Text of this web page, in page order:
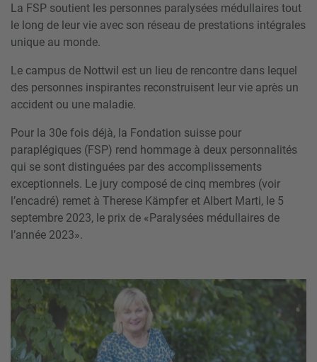
La FSP soutient les personnes paralysées médullaires tout
le long de leur vie avec son réseau de prestations intégrales
unique au monde.
Le campus de Nottwil est un lieu de rencontre dans lequel
des personnes inspirantes reconstruisent leur vie après un
accident ou une maladie.
Pour la 30e fois déjà, la Fondation suisse pour
paraplégiques (FSP) rend hommage à deux personnalités
qui se sont distinguées par des accomplissements
exceptionnels. Le jury composé de cinq membres (voir
l’encadré) remet à Therese Kämpfer et Albert Marti, le 5
septembre 2023, le prix de «Paralysées médullaires de
l’année 2023».